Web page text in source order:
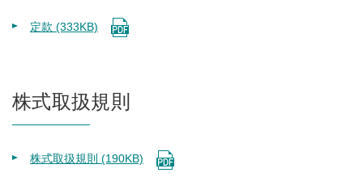
定款 (333KB)
株式取扱規則
株式取扱規則 (190KB)